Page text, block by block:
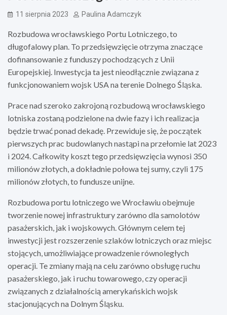
11 sierpnia 2023 Paulina Adamczyk
Rozbudowa wrocławskiego Portu Lotniczego, to
długofalowy plan. To przedsięwzięcie otrzyma znaczące
dofinansowanie z funduszy pochodzących z Unii
Europejskiej. Inwestycja ta jest nieodłącznie związana z
funkcjonowaniem wojsk USA na terenie Dolnego Śląska.
Prace nad szeroko zakrojoną rozbudową wrocławskiego
lotniska zostaną podzielone na dwie fazy i ich realizacja
będzie trwać ponad dekadę. Przewiduje się, że początek
pierwszych prac budowlanych nastąpi na przełomie lat 2023
i 2024. Całkowity koszt tego przedsięwzięcia wynosi 350
milionów złotych, a dokładnie połowa tej sumy, czyli 175
milionów złotych, to fundusze unijne.
Rozbudowa portu lotniczego we Wrocławiu obejmuje
tworzenie nowej infrastruktury zarówno dla samolotów
pasażerskich, jak i wojskowych. Głównym celem tej
inwestycji jest rozszerzenie szlaków lotniczych oraz miejsc
stojących, umożliwiające prowadzenie równoległych
operacji. Te zmiany mają na celu zarówno obsługę ruchu
pasażerskiego, jak i ruchu towarowego, czy operacji
związanych z działalnością amerykańskich wojsk
stacjonujących na Dolnym Śląsku.